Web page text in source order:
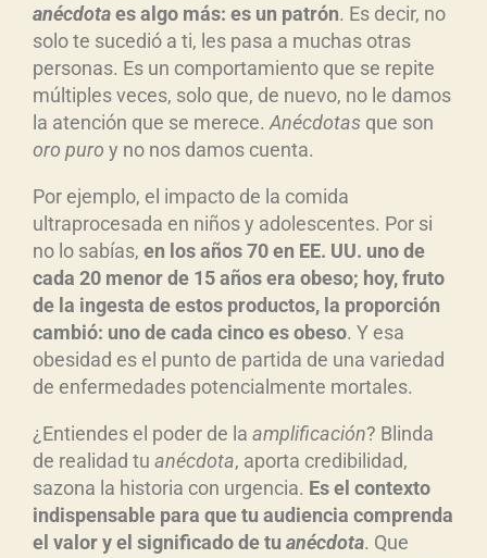
anécdotaes algo más: es un patrón. Es decir, no
solo te sucedió a ti, les pasa a muchas otras
personas. Es un comportamiento que se repite
múltiples veces, solo que, de nuevo, no le damos
la atención que se merece. Anécdotas que son
oro puro y no nos damos cuenta.
Por ejemplo, el impacto de la comida
ultraprocesada en niños y adolescentes. Por si
no lo sabías, en los años 70 en EE. UU. uno de
cada 20 menor de 15 años era obeso; hoy, fruto
de la ingesta de estos productos, la proporción
cambió: uno de cada cinco es obeso. Y esa
obesidad es el punto de partida de una variedad
de enfermedades potencialmente mortales.
¿Entiendes el poder de la amplificación? Blinda
de realidad tu anécdota, aporta credibilidad,
sazona la historia con urgencia. Es el contexto
indispensable para que tu audiencia comprenda
el valor y el significado de tu anécdota. Que